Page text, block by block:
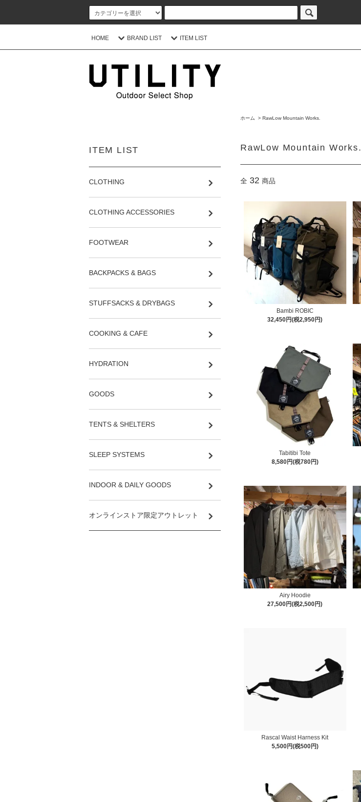
HOME BRAND LIST ITEM LIST
ホーム > RawLow Mountain Works.
RawLow Mountain Works.
全 32 商品
Bambi ROBIC
32,450円(税2,950円)
Tabitibi Tote
8,580円(税780円)
Airy Hoodie
27,500円(税2,500円)
Rascal Waist Harness Kit
5,500円(税500円)
ITEM LIST
CLOTHING
CLOTHING ACCESSORIES
FOOTWEAR
BACKPACKS & BAGS
STUFFSACKS & DRYBAGS
COOKING & CAFE
HYDRATION
GOODS
TENTS & SHELTERS
SLEEP SYSTEMS
INDOOR & DAILY GOODS
オンラインストア限定アウトレット